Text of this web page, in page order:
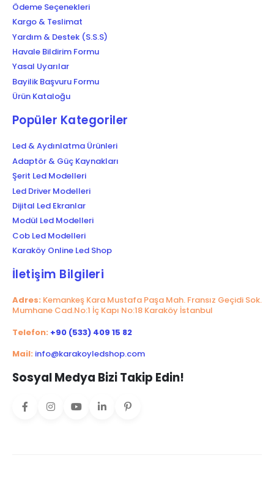
Ödeme Seçenekleri
Kargo & Teslimat
Yardım & Destek (S.S.S)
Havale Bildirim Formu
Yasal Uyarılar
Bayilik Başvuru Formu
Ürün Kataloğu
Popüler Kategoriler
Led & Aydınlatma Ürünleri
Adaptör & Güç Kaynakları
Şerit Led Modelleri
Led Driver Modelleri
Dijital Led Ekranlar
Modül Led Modelleri
Cob Led Modelleri
Karaköy Online Led Shop
İletişim Bilgileri
Adres: Kemankeş Kara Mustafa Paşa Mah. Fransız Geçidi Sok.
Mumhane Cad.No:1 İç Kapı No:18 Karaköy İstanbul
Telefon: +90 (533) 409 15 82
Mail: info@karakoyledshop.com
Sosyal Medya Bizi Takip Edin!